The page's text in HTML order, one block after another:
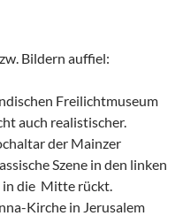
Bildern auffiel:
Freilichtmuseum
auch realistischer.
der Mainzer
Szene in den linken
in die Mitte rückt.
Kirche in Jerusalem